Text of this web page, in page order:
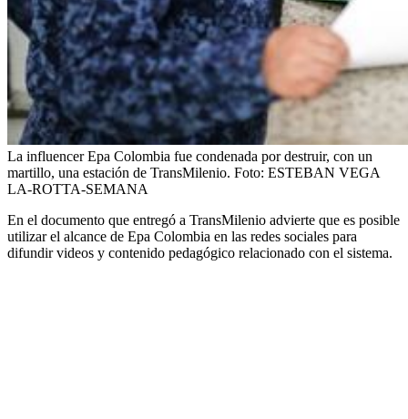
La influencer Epa Colombia fue condenada por destruir, con un
martillo, una estación de TransMilenio. Foto: ESTEBAN VEGA
LA-ROTTA-SEMANA
En el documento que entregó a TransMilenio advierte que es posible
utilizar el alcance de Epa Colombia en las redes sociales para
difundir videos y contenido pedagógico relacionado con el sistema.